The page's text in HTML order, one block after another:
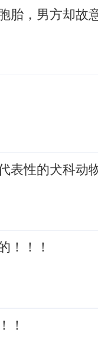
胎，男方却故
表性的犬科动
！！！
！